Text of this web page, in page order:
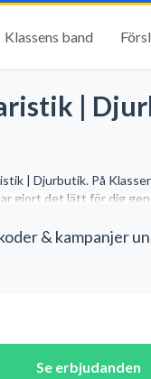
Klassens band
|
| Djurbutik. På
gjort det lätt för dig
& kampanjer
Se erbjudanden